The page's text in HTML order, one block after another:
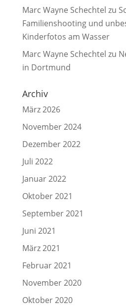
Marc Wayne Schechtel zu
Familienshooting und
Kinderfotos am Wasser
Marc Wayne Schechtel zu
in Dortmund
Archiv
März 2026
November 2024
Dezember 2022
Juli 2022
Januar 2022
Oktober 2021
September 2021
Juni 2021
März 2021
Februar 2021
November 2020
Oktober 2020